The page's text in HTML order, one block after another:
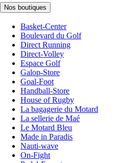
Nos boutiques
Basket-Center
Boulevard du Golf
Direct Running
Direct-Volley
Espace Golf
Galop-Store
Goal-Foot
Handball-Store
House of Rugby
La bagagerie du Motard
La sellerie de Maé
Le Motard Bleu
Made in Paradis
Nauti-wave
On-Fight